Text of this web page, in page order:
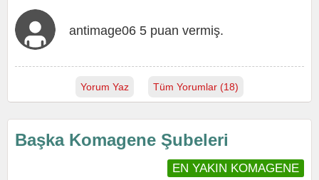
antimage06 5 puan vermiş.
Yorum Yaz Tüm Yorumlar (18)
Başka Komagene Şubeleri
EN YAKIN KOMAGENE